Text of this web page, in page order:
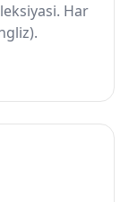
Har